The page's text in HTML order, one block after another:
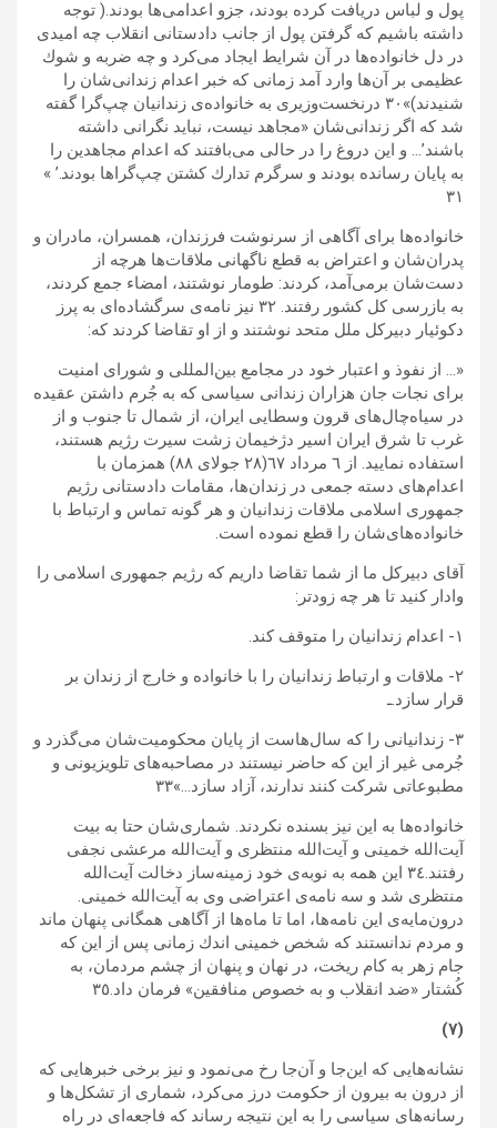
پول و لباس دريافت كرده بودند، جزو اعدامى‌ها بودند.( توجه
داشته باشيم كه گرفتن پول از جانب دادستانى انقلاب چه اميدى
در دل خانواده‌ها در آن شرايط ايجاد مى‌كرد و چه ضربه و شوك
عظيمى بر آن‌ها وارد آمد زمانى كه خبر اعدام زندانى‌شان را
شنيدند)»٣٠ درنخست‌وزيرى به خانواده‌ى زندانيان چپ‌گرا گفته
شد كه اگر زندانى‌شان «مجاهد نيست، نبايد نگرانى داشته
باشند’… و اين دروغ‌ را در حالى مى‌‌بافتند كه اعدام مجاهدين را
به پايان رسانده بودند و سرگرم تدارك كشتن چپ‌گرا‌ها بودند.’ »
٣١
خانواده‌ها براى آگاهى از سرنوشت فرزندان، همسران، مادران و
پدران‌شان و اعتراض به قطع ناگهانى ملاقات‌ها هرچه از
دست‌شان برمى‌آمد، كردند: طومار نوشتند، امضاء جمع كردند،
به بازرسى كل كشور ‌رفتند. ٣٢ نیز نامه‌ى سرگشاده‌اى به پرز
دكوئيار دبيركل ملل متحد نوشتند و از او تقاضا كردند كه:
«… از نفوذ و اعتبار خود در مجامع بين‌المللى و شوراى امنيت
براى نجات جان هزاران زندانى سياسى كه به جُرم داشتن عقيده
در سياه‌چال‌هاى قرون وسطايى ايران، از شمال تا جنوب و از
غرب تا شرق ايران اسير دژخيمان زشت سيرت رژيم هستند،
استفاده نماييد. از ٦ مرداد ٦٧(٢٨ جولاى ٨٨) همزمان با
اعدام‌هاى دسته جمعى در زندان‌ها، مقامات دادستانى رژيم
جمهورى اسلامى ملاقات زندانيان و هر گونه تماس و ارتباط با
خانواده‌هاى‌شان را قطع نموده است.
آقاى دبيركل ما از شما تقاضا داريم كه رژيم جمهورى اسلامى را
وادار كنيد تا هر چه زودتر:
١- اعدام زندانيان را متوقف كند.
٢- ملاقات و ارتباط زندانيان را با خانواده‌ و خارج از زندان بر
قرار سازد.ـ
٣- زندانيانى را كه سال‌هاست از پايان محكوميت‌شان مى‌گذرد و
جُرمى غير از اين كه حاضر نيستند در مصاحبه‌هاى تلويزيونى و
مطبوعاتى شركت كنند ندارند، آزاد سازد…»٣٣
خانواده‌ها به اين نيز بسنده نكردند. شمارى‌شان حتا به بيت
آيت‌الله خمينى و آيت‌الله منتظرى و آيت‌الله مرعشى نجفى
رفتند.٣٤ اين همه به نوبه‌ى خود زمينه‌ساز دخالت آيت‌الله
منتظرى شد و سه نامه‌‌ى اعتراضى وی به آيت‌الله خمينى.
درون‌مايه‌ى اين نامه‌ها، اما تا ماه‌ها از آگاهى‌ همگانى پنهان ‌ماند
و مردم ندانستند كه شخص خمينى اندك زمانى پس از این که
جام زهر به کام ریخت، در نهان و پنهان از چشم مردمان، به
كُشتار «ضد انقلاب و به خصوص منافقين» فرمان داد.٣٥
(٧)
نشانه‌هايى كه اين‌جا و آ‌ن‌جا رخ مى‌نمود و نيز برخى خبرهايى كه
از درون به بيرون از حكومت درز مى‌كرد، شمارى از تشكل‌ها و
رسانه‌هاى سياسى را به اين نتيجه رساند كه فاجعه‌اى در راه